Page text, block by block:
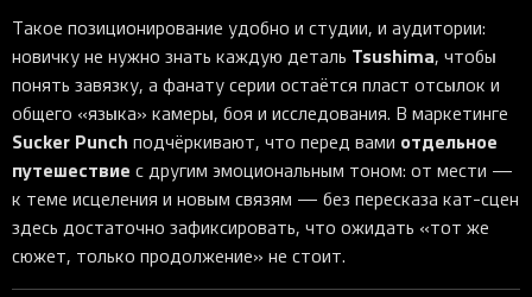
Такое позиционирование удобно и студии, и аудитории:
новичку не нужно знать каждую деталь Tsushima, чтобы
понять завязку, а фанату серии остаётся пласт отсылок и
общего «языка» камеры, боя и исследования. В маркетинге
Sucker Punch подчёркивают, что перед вами отдельное
путешествие с другим эмоциональным тоном: от мести —
к теме исцеления и новым связям — без пересказа кат-сцен
здесь достаточно зафиксировать, что ожидать «тот же
сюжет, только продолжение» не стоит.